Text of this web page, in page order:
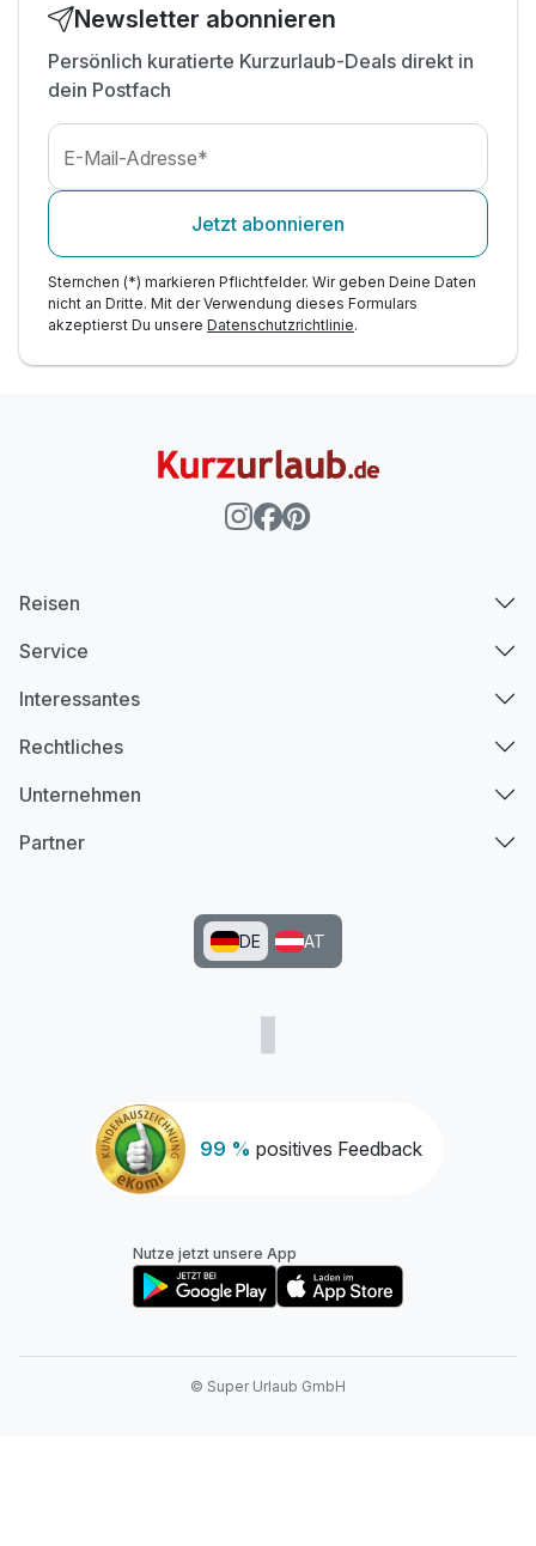
Newsletter abonnieren
Persönlich kuratierte Kurzurlaub-Deals direkt in
dein Postfach
E-Mail-Adresse*
Jetzt abonnieren
Sternchen (*) markieren Pflichtfelder. Wir geben Deine Daten
nicht an Dritte. Mit der Verwendung dieses Formulars
akzeptierst Du unsere Datenschutzrichtlinie.
99 % positives Feedback
Reisen
Service
Interessantes
Rechtliches
Unternehmen
Partner
DE AT
Nutze jetzt unsere App
© Super Urlaub GmbH